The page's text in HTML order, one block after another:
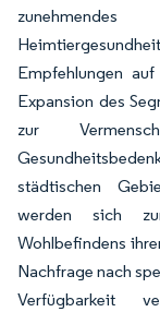
Empfehlungen
Expansion des
zur
städtischen
werden sich
Wohlbefindens
Nachfrage nach
Verfügbarkeit